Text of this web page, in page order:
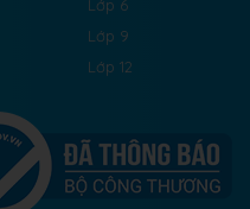
Lớp 6
Lớp 9
Lớp 12